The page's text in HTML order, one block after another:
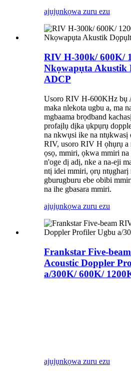
ajụjụnkọwa zuru ezu
RIV H-300k/ 600K/
Nkọwapụta Akustik
ADCP
Usoro RIV H-600KHz bụ
maka nlekota ugbu a, ma
mgbaama brọdband
profaịlụ dịka ụkpụrụ
na nkwụsi ike na ntụkwasị
RIV, usoro RIV H ọhụrụ a
ọsọ, mmiri, ọkwa mmiri
n'oge dị adị, nke a na-eji
ntị idei mmiri, ọrụ ntụgharị
gburugburu ebe obibi
na ihe gbasara mmiri.
ajụjụnkọwa zuru ezu
Frankstar Five-
Acoustic Doppler
a/300K/ 600K/
ajụjụnkọwa zuru ezu